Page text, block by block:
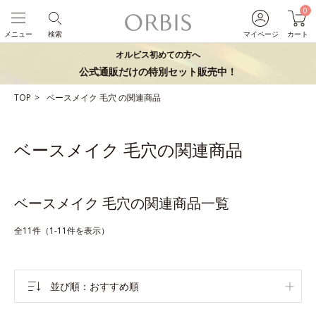
マイページ
0
カート
検索
メニュー
オルビス初めての方へ
公式通販だけの特別セット販売中！
TOP ベースメイク 毛穴 の関連商品
ベースメイク 毛穴の関連商品
ベースメイク 毛穴の関連商品一覧
全11件（1-11件を表示）
並び順 おすすめ順